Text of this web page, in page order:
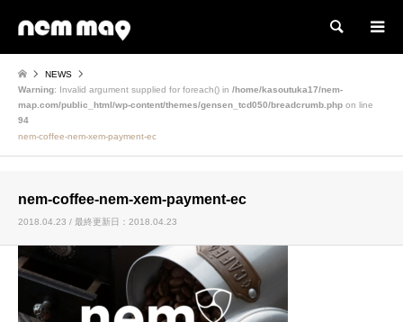
検索
NEWS
Warning: Invalid argument supplied for foreach() in /home/kasoutuka17/nem-
map.com/public_html/wp-content/themes/gensen_tcd050/breadcrumb.php on line
94
nem-coffee-nem-xem-payment-ec
nem-coffee-nem-xem-payment-ec
2018.04.23 / 最終更新日：2018.04.23